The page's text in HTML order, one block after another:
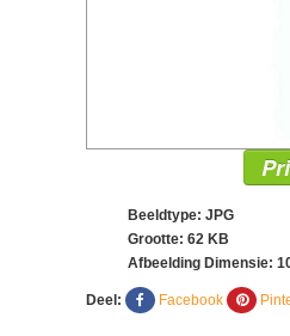
Beeldtype: JPG
Grootte: 62 KB
Afbeelding Dimensie:
Deel: Facebook